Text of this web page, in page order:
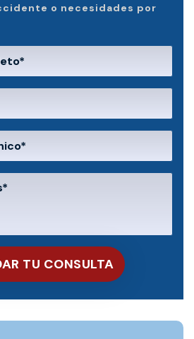
o necesidades por